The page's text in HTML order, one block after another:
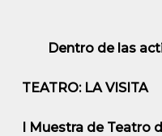
Dentro de las
TEATRO: LA VISITA
I Muestra de Teatro